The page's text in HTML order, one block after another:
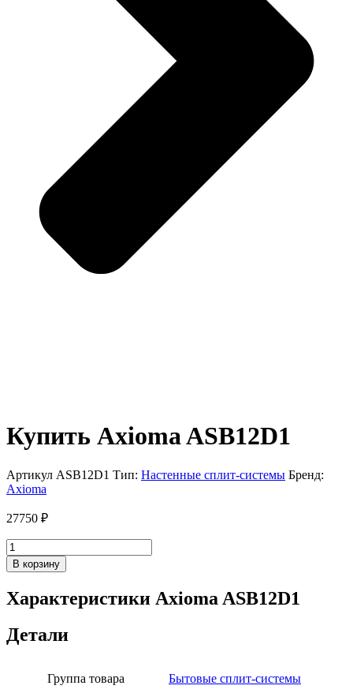
Купить Axioma ASB12D1
Артикул ASB12D1 Тип: Настенные сплит-системы Бренд:
Axioma
27750 ₽
Количество
товара
Axioma
В корзину
Характеристики Axioma ASB12D1
Детали
Группа товара Бытовые сплит-системы